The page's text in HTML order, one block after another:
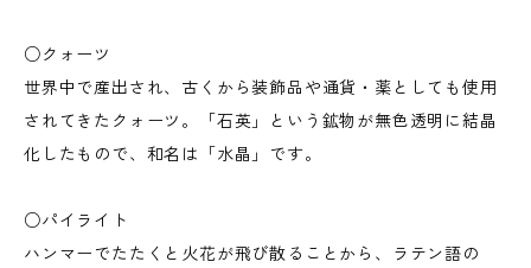
○クォーツ
世界中で産出され、古くから装飾品や通貨・薬としても使用
されてきたクォーツ。「石英」という鉱物が無色透明に結晶
化したもので、和名は「水晶」です。
○パイライト
ハンマーでたたくと火花が飛び散ることから、ラテン語の